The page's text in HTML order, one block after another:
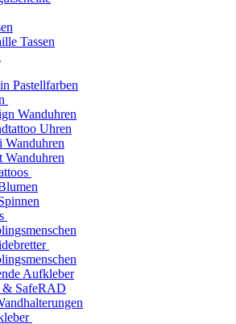
Tassen
Pastellfarben
Wanduhren
Uhren
Wanduhren
Wanduhren
Aufkleber
& SafeRAD